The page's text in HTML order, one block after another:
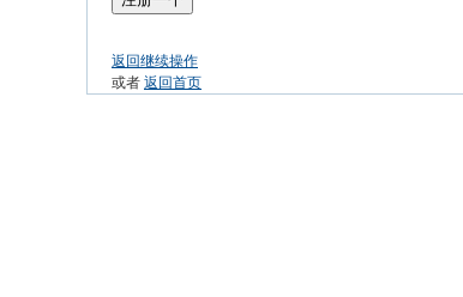
返回继续操作
或者 返回首页